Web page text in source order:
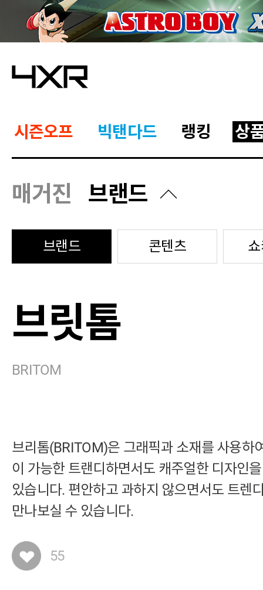
시즌오프 빅탠다드 랭킹 상
매거진 브랜드
브랜드 콘텐츠
브릿톰
BRITOM
브리톰(BRITOM)은 그래픽과 소재를 사용하
이 가능한 트랜디하면서도 캐주얼한 디자인
있습니다. 편안하고 과하지 않으면서도 트렌
만나보실 수 있습니다.
55